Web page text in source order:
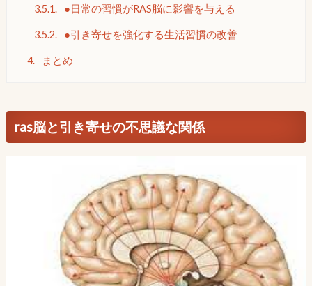
3.5.1. ●日常の習慣がRAS脳に影響を与える
3.5.2. ●引き寄せを強化する生活習慣の改善
4. まとめ
ras脳と引き寄せの不思議な関係